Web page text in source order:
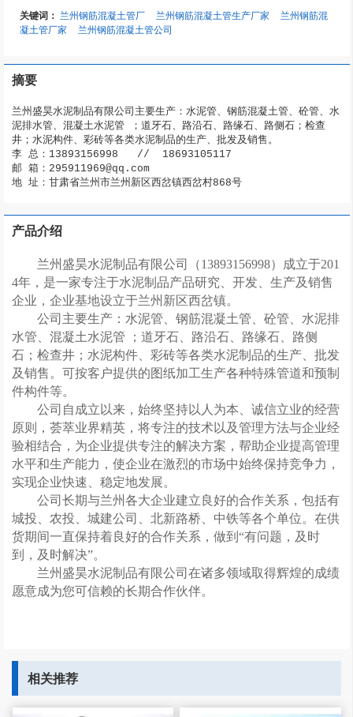
关键词： 兰州钢筋混凝土管厂 兰州钢筋混凝土管生产厂家
兰州钢筋混
凝土管厂家
兰州钢筋混凝土管公司
摘要
兰州盛昊水泥制品有限公司主要生产：水泥管、钢筋混凝土管、砼管、水
泥排水管、混凝土水泥管 ；道牙石、路沿石、路缘石、路侧石；检查
井；水泥构件、彩砖等各类水泥制品的生产、批发及销售。
李 总：13893156998   //  18693105117
邮 箱：295911969@qq.com
地 址：甘肃省兰州市兰州新区西岔镇西岔村868号
产品介绍
兰州盛昊水泥制品有限公司 （13893156998） 成立于201
4年，是一家专注于水泥制品产品研究、开发、生产及销售
企业，企业基地设立于兰州新区西岔镇。
公司 主要生产： 水泥管、钢筋混凝土管、砼管、水泥排
水管、混凝土水泥管 ；道牙石、路沿石、路缘石、路侧
石；检查井；水泥构件、彩砖等各类水泥制品的生产、批发
及销售。 可按客户提供的图纸加工生产各种特殊管道和预制
件构件等。
公司自成立以来，始终坚持以人为本、诚信立业的经营
原则，荟萃业界精英，将专注的技术以及管理方法与企业经
验相结合，为企业提供专注的解决方案，帮助企业提高管理
水平和生产能力，使企业在激烈的市场中始终保持竞争力，
实现企业快速、稳定地发展。
公司长期与兰州各大企业建立良好的合作关系，包括有
城投、农投、城建公司、北新路桥、中铁等各个单位。在供
货期间一直保持着良好的合作关系，做到 “有问题，及时
到，及时解决”。
兰州盛昊水泥制品有限公司在诸多领域取得辉煌的成绩
愿意成为您可信赖的长期合作伙伴。
相关推荐